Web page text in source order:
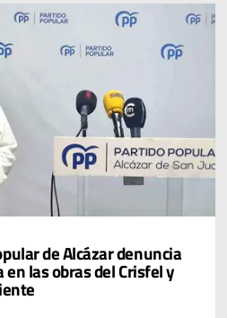
de Alcázar denuncia
las obras del Crisfel y